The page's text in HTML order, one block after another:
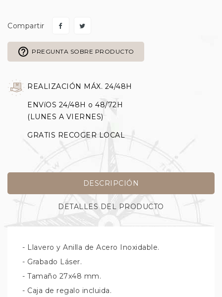
Compartir
help_outline PREGUNTA SOBRE PRODUCTO
REALIZACIÓN MÁX. 24/48H
ENVíOS 24/48H o 48/72H
(LUNES A VIERNES)
GRATIS RECOGER LOCAL
DESCRIPCIÓN
DETALLES DEL PRODUCTO
- Llavero y Anilla de Acero Inoxidable.
- Grabado Láser.
- Tamaño 27x48 mm.
- Caja de regalo incluida.